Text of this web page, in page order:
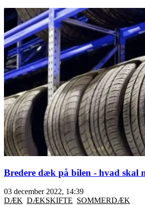
Bredere dæk på bilen - hvad skal
03 december 2022, 14:39
DÆK DÆKSKIFTE SOMMERDÆK